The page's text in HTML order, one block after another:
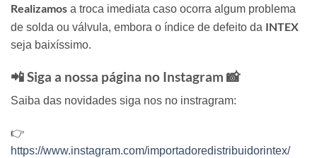
Realizamos a troca imediata caso ocorra algum problema
de solda ou válvula, embora o índice de defeito da INTEX
seja baixíssimo.
📲 Siga a nossa página no Instagram 📸
Saiba das novidades siga nos no instragram:
👉
https://www.instagram.com/importadoredistribuidorintex/